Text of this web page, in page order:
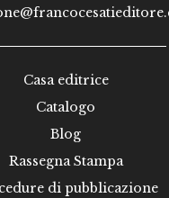
Casa editrice
Catalogo
Blog
Rassegna Stampa
di pubblicazione